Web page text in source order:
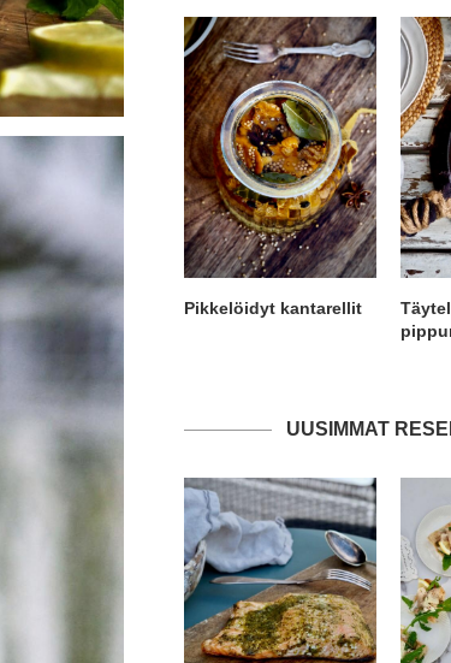
Pikkelöidyt kantarellit
UUSIMMAT